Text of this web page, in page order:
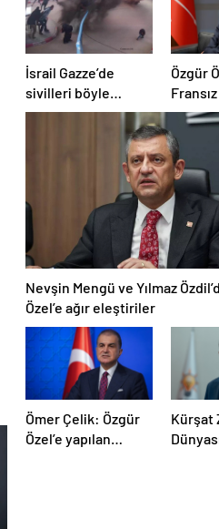
İsrail Gazze’de
sivilleri böyle
vurdu… En az 80
Özgür
Nevşin Mengü ve Yılmaz
Özel’e ağır eleştiriler
Ömer Çelik: Özgür
Özel’e yapılan
Kürşat